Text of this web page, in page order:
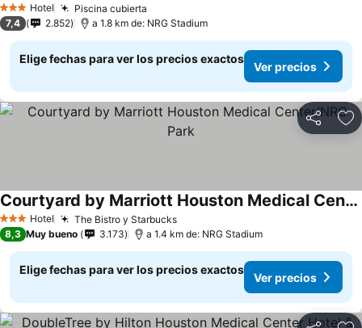
3 Estrellas
Hotel Piscina cubierta
Ver precios
7,4 2.852 a 1.8 km de: NRG Stadium
Elige fechas para ver los precios exactos
Ver precios
Compartir
3 Estrellas
Hotel The Bistro y StarbucksVer precios
Courtyard by Marriott Houston Medical Center/NRG Park
Ver precios
8,3 Muy bueno 3.173 a 1.4 km de: NRG Stadium
Elige fechas para ver los precios exactos
Ver precios